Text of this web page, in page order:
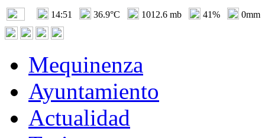
14:51 36.9°C 1012.6 mb 41% 0mm
Mequinenza
Ayuntamiento
Actualidad